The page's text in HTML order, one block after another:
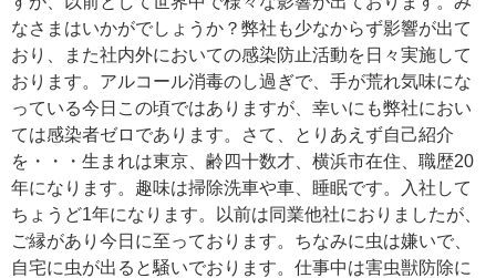
なさまはいかがでしょうか？弊社も少なからず影響が出て
おり、また社内外においての感染防止活動を日々実施して
おります。アルコール消毒のし過ぎで、手が荒れ気味にな
っている今日この頃ではありますが、幸いにも弊社におい
ては感染者ゼロであります。さて、とりあえず自己紹介
を・・・生まれは東京、齢四十数才、横浜市在住、職歴20
年になります。趣味は掃除洗車や車、睡眠です。入社して
ちょうど1年になります。以前は同業他社におりましたが、
ご縁があり今日に至っております。ちなみに虫は嫌いで、
自宅に虫が出ると騒いでおります。仕事中は害虫獣防除に